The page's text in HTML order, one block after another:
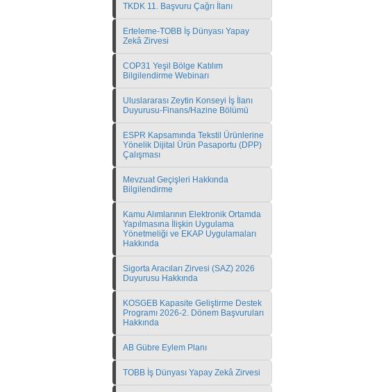
TKDK 11. Başvuru Çağrı İlanı
Erteleme-TOBB İş Dünyası Yapay
Zekâ Zirvesi
COP31 Yeşil Bölge Katılım
Bilgilendirme Webinarı
Uluslararası Zeytin Konseyi İş İlanı
Duyurusu-Finans/Hazine Bölümü
ESPR Kapsamında Tekstil Ürünlerine
Yönelik Dijital Ürün Pasaportu (DPP)
Çalışması
Mevzuat Geçişleri Hakkında
Bilgilendirme
Kamu Alımlarının Elektronik Ortamda
Yapılmasına İlişkin Uygulama
Yönetmeliği ve EKAP Uygulamaları
Hakkında
Sigorta Aracıları Zirvesi (SAZ) 2026
Duyurusu Hakkında
KOSGEB Kapasite Geliştirme Destek
Programı 2026-2. Dönem Başvuruları
Hakkında
AB Gübre Eylem Planı
TOBB İş Dünyası Yapay Zekâ Zirvesi